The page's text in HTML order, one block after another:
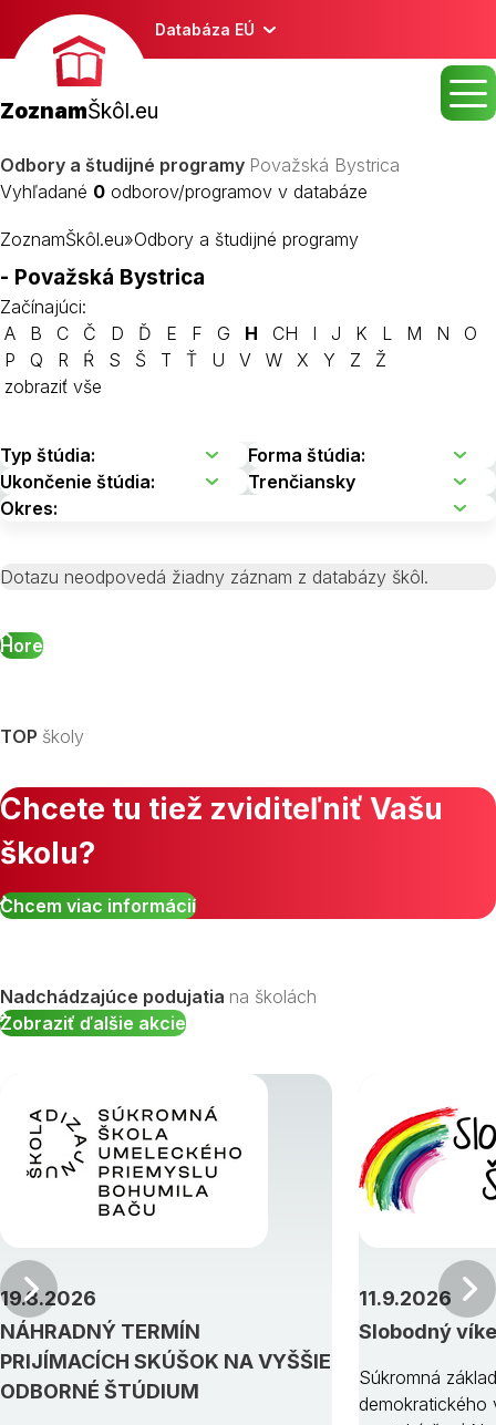
Databáza EÚ
ZoznamŠkôl.eu
Odbory a študijné programy Považská Bystrica
Vyhľadané 0 odborov/programov v databáze
ZoznamŠkôl.eu»Odbory a študijné programy
- Považská Bystrica
Začínajúci:
A
B C Č D Ď E F G H CH I J K L M N
O
P
Q R Ŕ S Š T Ť U V W X Y Z
Ž
zobraziť vše
Dotazu neodpovedá žiadny záznam z databázy škôl.
Hore
TOP školy
Chcete tu tiež zviditeľniť Vašu
školu?
Chcem viac informácií
Nadchádzajúce podujatia na školách
Zobraziť ďalšie akcie
NÁHRADNÝ TERMÍN
PRIJÍMACÍCH SKÚŠOK NA VYŠŠIE
ODBORNÉ ŠTÚDIUM
19.8.2026
Slobodný
11.9.2026
Súkromná
demokratického
Predchádzajúci